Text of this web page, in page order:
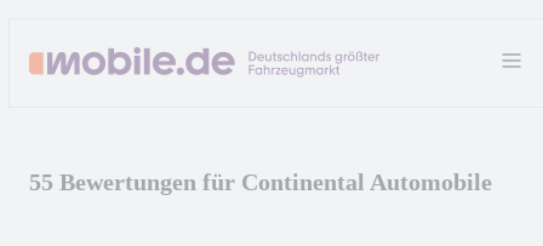
55 Bewertungen für Continental Automobile